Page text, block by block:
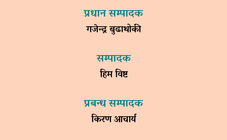
प्रधान सम्पादक
गजेन्द्र बुढाथोकी
सम्पादक
हिम विष्ट
प्रबन्ध सम्पादक
किरण आचार्य